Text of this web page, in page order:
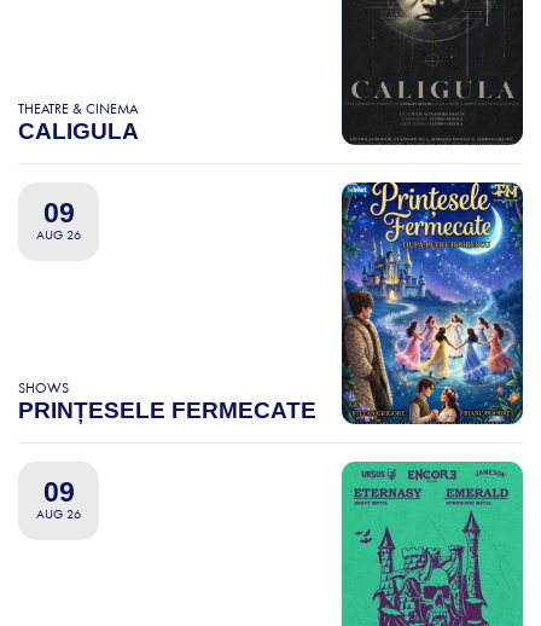
THEATRE & CINEMA
CALIGULA
09
AUG 26
SHOWS
PRINȚESELE FERMECATE
09
AUG 26